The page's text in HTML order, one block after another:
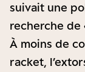
suivait une
recherche de
À moins de
racket,